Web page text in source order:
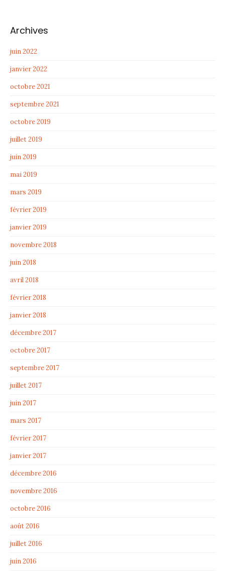
Archives
juin 2022
janvier 2022
octobre 2021
septembre 2021
octobre 2019
juillet 2019
juin 2019
mai 2019
mars 2019
février 2019
janvier 2019
novembre 2018
juin 2018
avril 2018
février 2018
janvier 2018
décembre 2017
octobre 2017
septembre 2017
juillet 2017
juin 2017
mars 2017
février 2017
janvier 2017
décembre 2016
novembre 2016
octobre 2016
août 2016
juillet 2016
juin 2016